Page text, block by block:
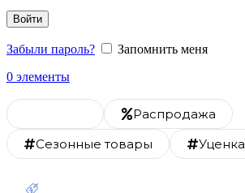
Войти
Забыли пароль?
Запомнить меня
0 элементы
Распродажа
Сезонные товары
Уценка